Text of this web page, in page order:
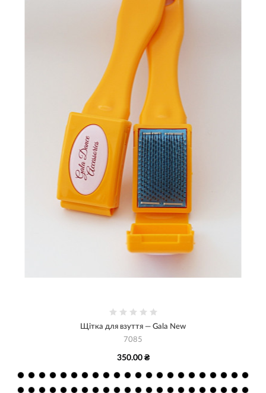
Щітка для взуття — Gala New
7085
350.00 ₴